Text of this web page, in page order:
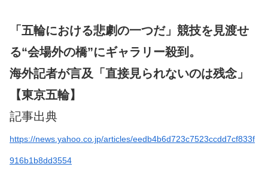
「五輪における悲劇の一つだ」競技を見渡せ
る“会場外の橋”にギャラリー殺到。
海外記者が言及「直接見られないのは残念」
【東京五輪】
記事出典
https://news.yahoo.co.jp/articles/eedb4b6d723c7523ccdd7cf833f
916b1b8dd3554